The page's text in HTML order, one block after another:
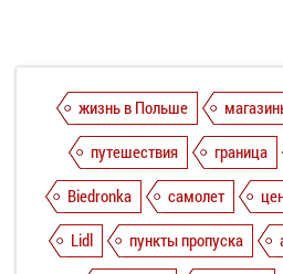
жизнь в Польше
путешествия
граница
Biedronka
самолет
Lidl
пункты пропуска